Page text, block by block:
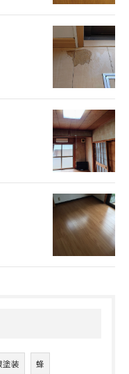
塗装 蜂